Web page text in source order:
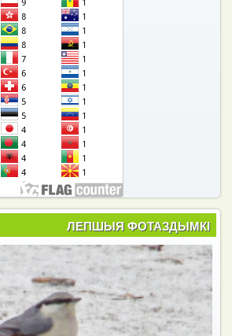
ЛЕПШЫЯ ФОТАЗДЫМКІ